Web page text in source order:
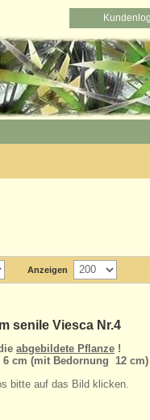
Anzeigen
senile Viesca Nr.4
abgebildete Pflanze !
cm (mit Bedornung 12 cm)
bitte auf das Bild klicken.